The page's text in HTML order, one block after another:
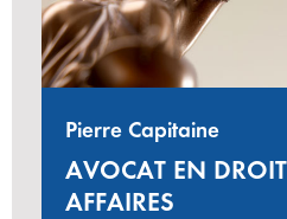
Pierre Capitaine
AVOCAT EN
AFFAIRES